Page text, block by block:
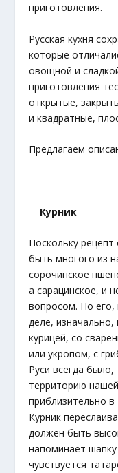
приготовления.
Русская кухня
которые
овощной и
приготовления
открытые,
и квадратные,
Предлагаем
Курник
Поскольку
быть многого из
сорочинское
а сарацинское, и
вопросом. Но
деле, изначально,
курицей, со
или укропом, с
Руси всегда было,
территорию
приблизительно
Курник
должен быть
напоминает
чувствуется